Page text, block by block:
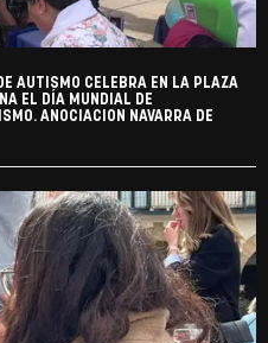
AUTISMO CELEBRA EN LA PLAZA
EL DÍA MUNDIAL DE
ANOCIACION NAVARRA DE